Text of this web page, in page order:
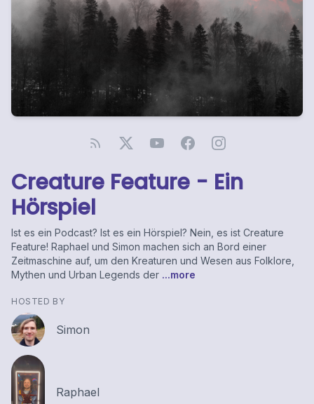
Creature Feature - Ein
Hörspiel
Ist es ein Podcast? Ist es ein Hörspiel? Nein, es ist Creature
Feature! Raphael und Simon machen sich an Bord einer
Zeitmaschine auf, um den Kreaturen und Wesen aus Folklore,
Mythen und Urban Legends der ...more
HOSTED BY
Simon
Raphael